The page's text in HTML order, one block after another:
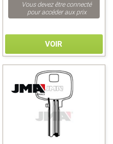
Vous devez être connecté
pour accéder aux prix
VOIR